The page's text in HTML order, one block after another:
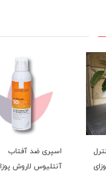
اسپری ضد آفتاب
آنتلیوس لاروش پوزای